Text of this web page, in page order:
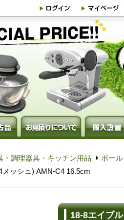
・調理器具・キッチン用品 ボー
ッシュ) AMN-C4 16.5cm
18-8エイブ